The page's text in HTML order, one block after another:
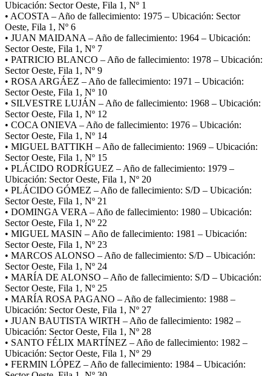
Ubicación: Sector Oeste, Fila 1, Nº 1
• ACOSTA – Año de fallecimiento: 1975 – Ubicación: Sector
Oeste, Fila 1, Nº 6
• JUAN MAIDANA – Año de fallecimiento: 1964 – Ubicación:
Sector Oeste, Fila 1, Nº 7
• PATRICIO BLANCO – Año de fallecimiento: 1978 – Ubicación:
Sector Oeste, Fila 1, Nº 9
• ROSA ARGÁEZ – Año de fallecimiento: 1971 – Ubicación:
Sector Oeste, Fila 1, Nº 10
• SILVESTRE LUJÁN – Año de fallecimiento: 1968 – Ubicación:
Sector Oeste, Fila 1, Nº 12
• COCA ONIEVA – Año de fallecimiento: 1976 – Ubicación:
Sector Oeste, Fila 1, Nº 14
• MIGUEL BATTIKH – Año de fallecimiento: 1969 – Ubicación:
Sector Oeste, Fila 1, Nº 15
• PLÁCIDO RODRÍGUEZ – Año de fallecimiento: 1979 –
Ubicación: Sector Oeste, Fila 1, Nº 20
• PLÁCIDO GÓMEZ – Año de fallecimiento: S/D – Ubicación:
Sector Oeste, Fila 1, Nº 21
• DOMINGA VERA – Año de fallecimiento: 1980 – Ubicación:
Sector Oeste, Fila 1, Nº 22
• MIGUEL MASIN – Año de fallecimiento: 1981 – Ubicación:
Sector Oeste, Fila 1, Nº 23
• MARCOS ALONSO – Año de fallecimiento: S/D – Ubicación:
Sector Oeste, Fila 1, Nº 24
• MARÍA DE ALONSO – Año de fallecimiento: S/D – Ubicación:
Sector Oeste, Fila 1, Nº 25
• MARÍA ROSA PAGANO – Año de fallecimiento: 1988 –
Ubicación: Sector Oeste, Fila 1, Nº 27
• JUAN BAUTISTA WIRTH – Año de fallecimiento: 1982 –
Ubicación: Sector Oeste, Fila 1, Nº 28
• SANTO FÉLIX MARTÍNEZ – Año de fallecimiento: 1982 –
Ubicación: Sector Oeste, Fila 1, Nº 29
• FERMIN LÓPEZ – Año de fallecimiento: 1984 – Ubicación: